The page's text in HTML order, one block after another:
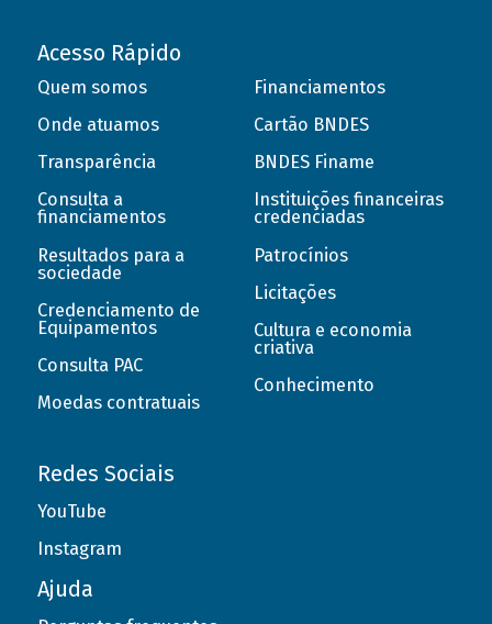
Acesso Rápido
Quem somos
Onde atuamos
Transparência
Consulta a
financiamentos
Resultados para a
sociedade
Credenciamento de
Equipamentos
Consulta PAC
Moedas contratuais
Financiamentos
Cartão BNDES
BNDES Finame
Instituições financeiras
credenciadas
Patrocínios
Licitações
Cultura e economia
criativa
Conhecimento
Redes Sociais
YouTube
Instagram
Ajuda